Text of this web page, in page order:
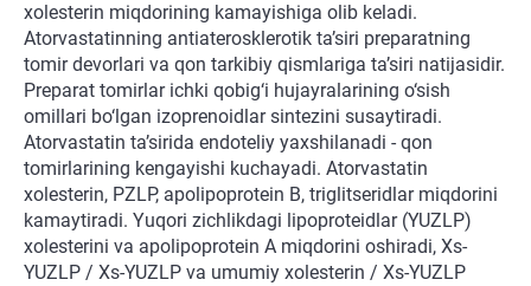
xolesterin miqdorining kamayishiga olib keladi.
Atorvastatinning antiaterosklerotik ta’siri preparatning
tomir devorlari va qon tarkibiy qismlariga ta’siri natijasidir.
Preparat tomirlar ichki qobig‘i hujayralarining o‘sish
omillari bo‘lgan izoprenoidlar sintezini susaytiradi.
Atorvastatin ta’sirida endoteliy yaxshilanadi - qon
tomirlarining kengayishi kuchayadi. Atorvastatin
xolesterin, PZLP, apolipoprotein B, triglitseridlar miqdorini
kamaytiradi. Yuqori zichlikdagi lipoproteidlar (YUZLP)
xolesterini va apolipoprotein A miqdorini oshiradi, Xs-
YUZLP / Xs-YUZLP va umumiy xolesterin / Xs-YUZLP